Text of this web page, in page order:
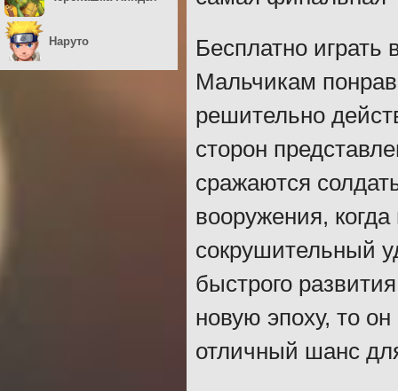
Бесплатно
Мальчикам
решительно
сторон
сражаются
вооружения,
сокрушительный
быстрого
новую эпоху, то
отличный шанс
Наруто